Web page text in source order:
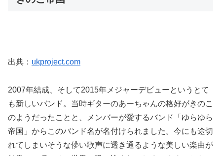
出典： ukproject.com
2007年結成、そして2015年メジャーデビューというとて
も新しいバンド。当時ギターのあーちゃんの格好がきのこ
のようだったことと、メンバーが愛するバンド「ゆらゆら
帝国」からこのバンド名が名付けられました。今にも途切
れてしまいそうな儚い歌声に透き通るような美しい楽曲が